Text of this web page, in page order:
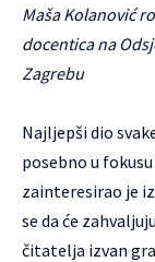
Maša Kolanović
docentica na
Zagrebu
Najljepši dio
posebno u
zainteresirao je
se da će
čitatelja izvan